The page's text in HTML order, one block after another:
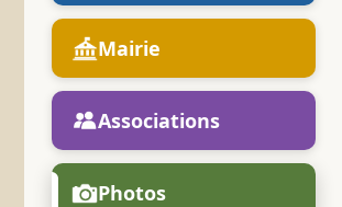
Mairie
Associations
Photos